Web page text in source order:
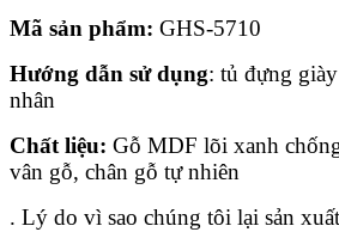
Mã sản phẩm: GHS-5710
Hướng dẫn sử dụng: tủ đựng
nhân
Chất liệu: Gỗ MDF lõi xanh
vân gỗ, chân gỗ tự nhiên
. Lý do vì sao chúng tôi lại sản